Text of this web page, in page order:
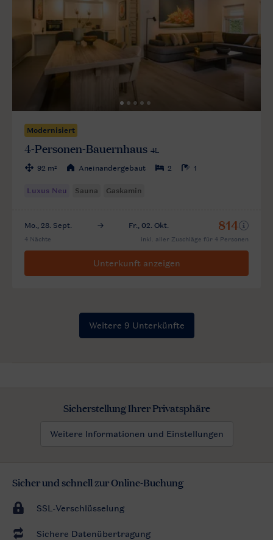
Sicherstellung Ihrer Privatsphäre
Weitere Informationen und Einstellungen
Sicher und schnell zur Online-Buchung
SSL-Verschlüsselung
Sichere Datenübertragung